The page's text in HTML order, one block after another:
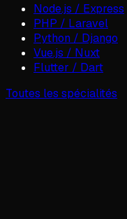
Node.js / Express
PHP / Laravel
Python / Django
Vue.js / Nuxt
Flutter / Dart
Toutes les spécialités